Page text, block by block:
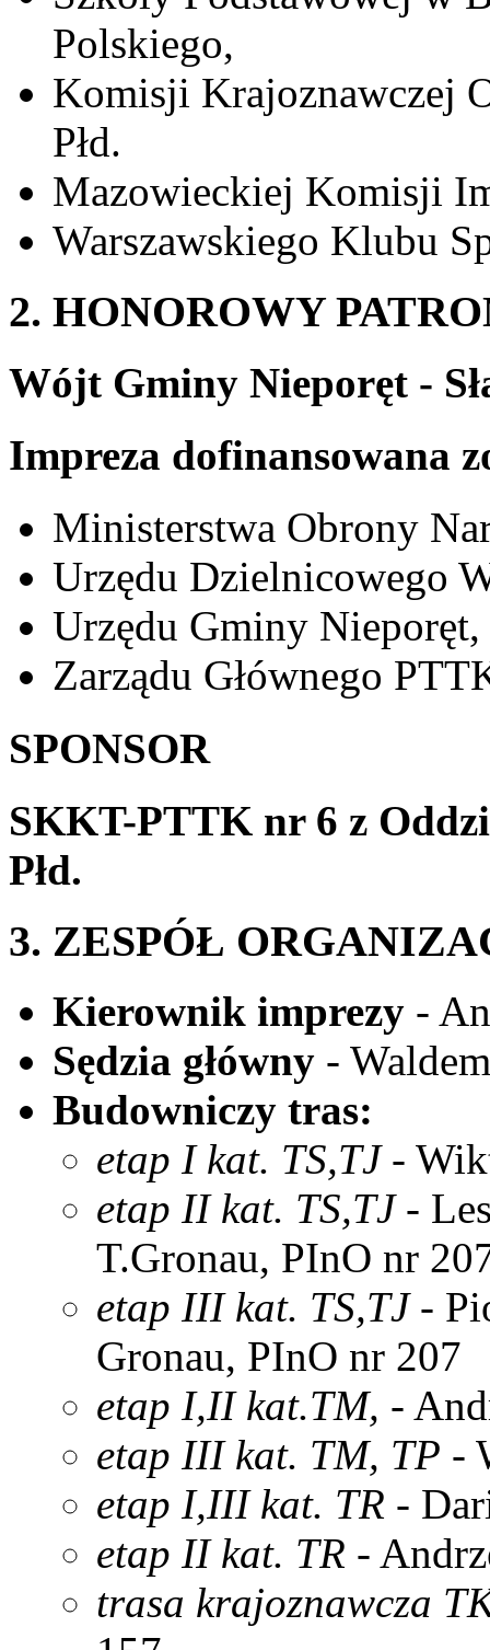
Polskiego,
Komisji Krajoznawczej
Płd.
Mazowieckiej Komisji
Warszawskiego Klubu
2. HONOROWY
Wójt Gminy Nieporęt -
Impreza dofinansowana
Ministerstwa Obrony
Urzędu Dzielnicowego
Urzędu Gminy Nieporęt,
Zarządu Głównego
SPONSOR
SKKT-PTTK nr 6 z
Płd.
3. ZESPÓŁ
Kierownik imprezy -
Sędzia główny -
Budowniczy tras:
etap I kat. TS,TJ-
etap II kat. TS,TJ-
T.Gronau, PInO nr
etap III kat. TS,TJ-
Gronau, PInO nr 207
etap I,II kat.TM, -
etap III kat. TM, TP -
etap I,III kat. TR -
etap II kat. TR -
trasa krajoznawcza